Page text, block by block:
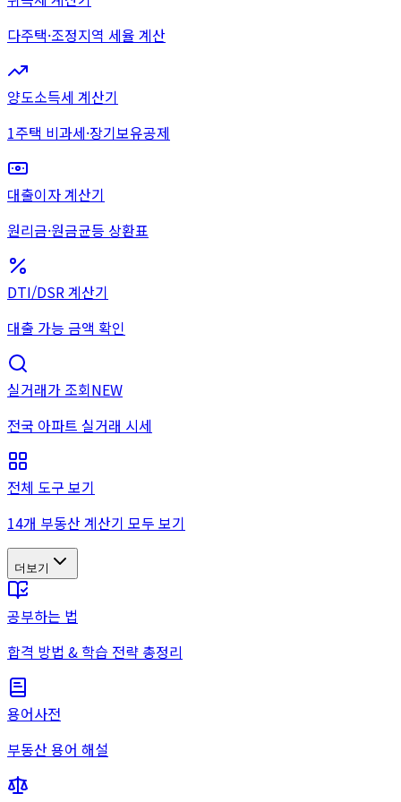
다주택·조정지역 세율 계산
양도소득세 계산기
1주택 비과세·장기보유공제
대출이자 계산기
원리금·원금균등 상환표
DTI/DSR 계산기
대출 가능 금액 확인
실거래가 조회NEW
전국 아파트 실거래 시세
전체 도구 보기
14개 부동산 계산기 모두 보기
더보기
공부하는 법
합격 방법 & 학습 전략 총정리
용어사전
부동산 용어 해설